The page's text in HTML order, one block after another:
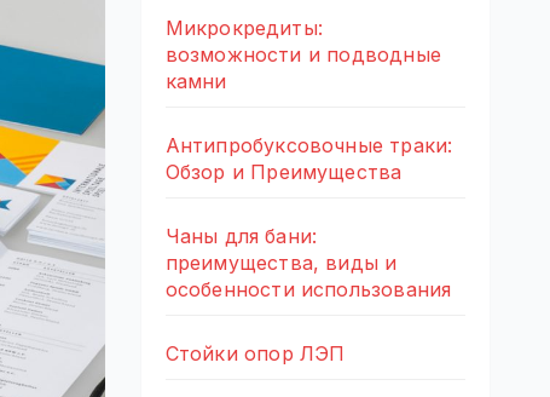
Микрокредиты:
возможности и подводные
камни
Антипробуксовочные траки:
Обзор и Преимущества
Чаны для бани:
преимущества, виды и
особенности использования
Стойки опор ЛЭП